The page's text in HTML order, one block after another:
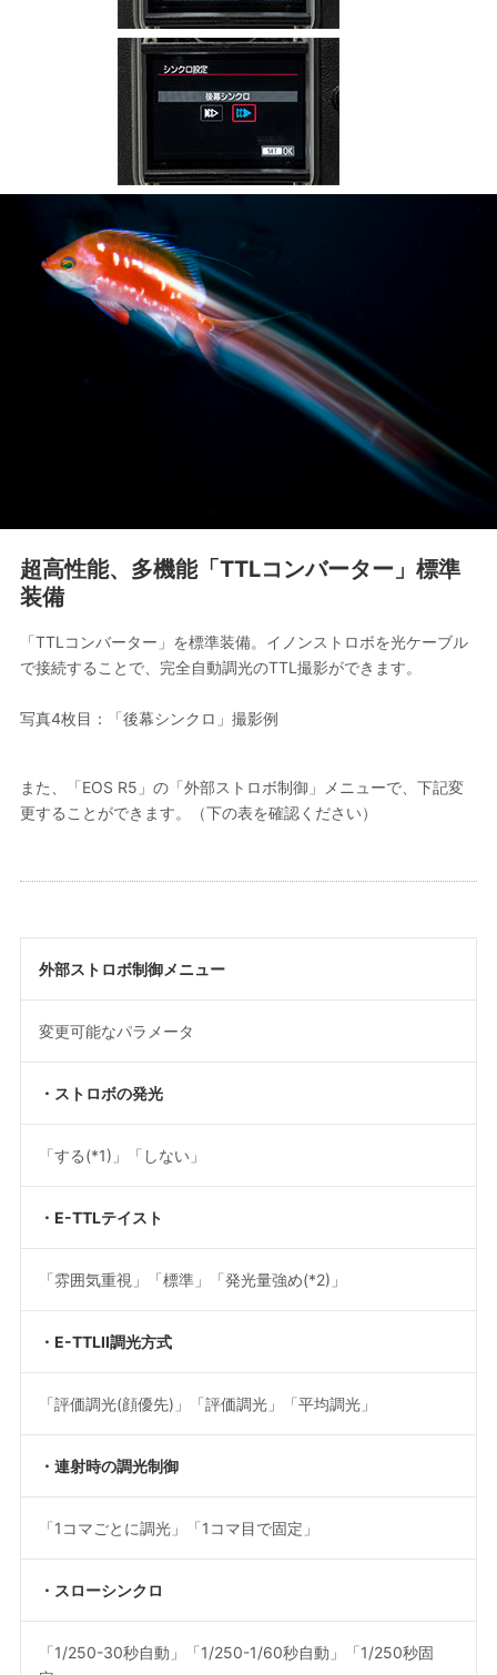
超高性能、多機能「TTLコンバーター」標準
装備
「TTLコンバーター」を標準装備。イノンストロボを光ケーブル
で接続することで、完全自動調光のTTL撮影ができます。
写真4枚目：「後幕シンクロ」撮影例
また、「EOS R5」の「外部ストロボ制御」メニューで、下記変
更することができます。（下の表を確認ください）
外部ストロボ制御メニュー
変更可能なパラメータ
・ストロボの発光
「する(*1) 」「しない」
・E-TTLテイスト
「雰囲気重視」「標準」「発光量強め(*2) 」
・E-TTLII調光方式
「評価調光(顔優先)」「評価調光」「平均調光」
・連射時の調光制御
「1コマごとに調光」「1コマ目で固定」
・スローシンクロ
「1/250-30秒自動」「1/250-1/60秒自動」「1/250秒固